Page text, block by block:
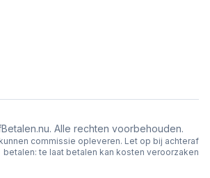
Alle rechten voorbehouden.
commissie opleveren. Let op bij achteraf
betalen: te laat betalen kan kosten veroorzaken